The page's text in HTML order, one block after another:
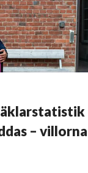
– villorna